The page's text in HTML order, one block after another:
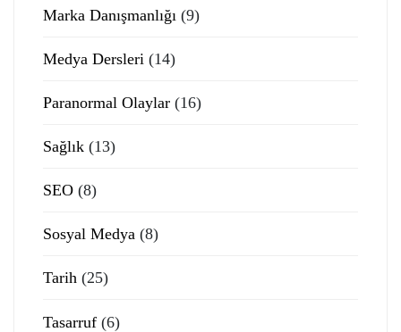
Marka Danışmanlığı (9)
Medya Dersleri (14)
Paranormal Olaylar (16)
Sağlık (13)
SEO (8)
Sosyal Medya (8)
Tarih (25)
Tasarruf (6)